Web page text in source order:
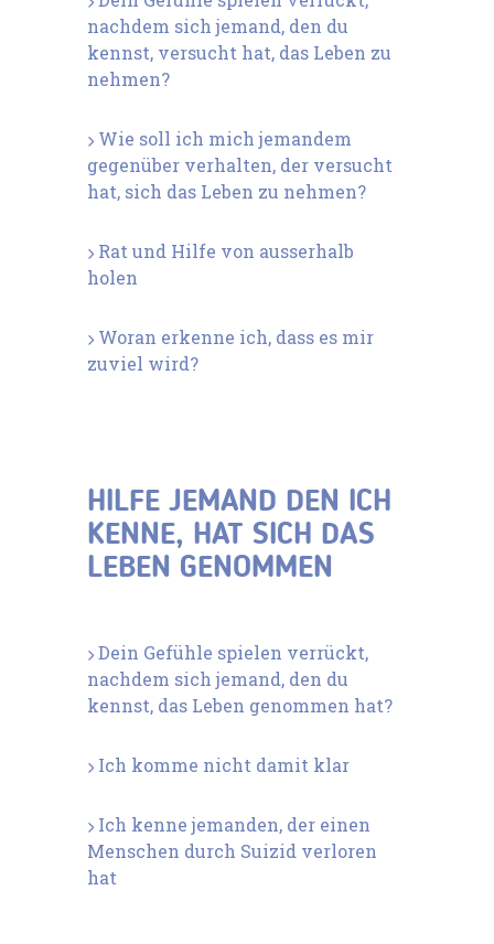
nachdem sich jemand, den du
kennst, versucht hat, das Leben zu
nehmen?
Wie soll ich mich jemandem
gegenüber verhalten, der versucht
hat, sich das Leben zu nehmen?
Rat und Hilfe von ausserhalb
holen
Woran erkenne ich, dass es mir
zuviel wird?
HILFE JEMAND DEN ICH
KENNE, HAT SICH DAS
LEBEN GENOMMEN
Dein Gefühle spielen verrückt,
nachdem sich jemand, den du
kennst, das Leben genommen hat?
Ich komme nicht damit klar
Ich kenne jemanden, der einen
Menschen durch Suizid verloren
hat